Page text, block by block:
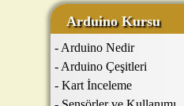
Arduino Kursu
- Arduino Nedir
- Arduino Çeşitleri
- Kart İnceleme